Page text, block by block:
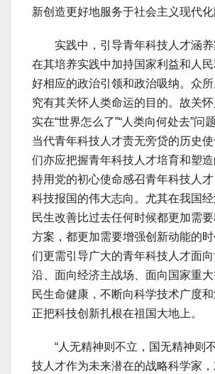
新创造更好地服务于社会主义现代化
实践中，引导青年科技人才涵养
在其培养实践中加持国家利益和人
好相应的政治引领和政治吸纳。众
究有其关怀人类命运的目的。故关
实在“世界怎么了”“人类向何处去”问
当代青年科技人才责无旁贷的历史
们亦应把握青年科技人才培育和塑
持用党的初心使命感召青年科技人
科技报国的伟大志向。尤其在我国
民生改善比过去任何时候都更加需
方案，都更加需要增强创新动能的
们更需引导广大的青年科技人才面
沿、面向经济主战场、面向国家重大
民生命健康，不断向科学技术广度
正把科技创新扎根在祖国大地上。
“人无精神则不立，国无精神则不
技人才作为未来潜在的战略科学家，